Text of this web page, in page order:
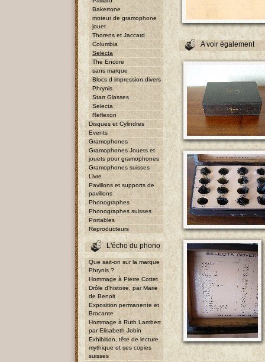
Bakertone
moteur de gramophone
jouet
Thorens et Jaccard
Columbia
Selecta
The Encore
sans marque
Blocs d impression divers
Phrynis
Starr Glasses
Selecta
Reflexon
Disques et Cylindres
Events
Gramophones
Gramophones Jouets et
jouets pour gramophones
Gramophones suisses
Livre
Pavillons et supports de
pavillons
Phonographes
Phonographes suisses
Portables
Reproducteurs
L'écho du phono
Que sait-on sur la marque
Phrynis ?
Hommage à Pierre Cottet
Drôle d'histoire, par Marie
de Benoit
Exposition permanente et
Brocante
Hommage à Ruth Lambert
par Elisabeth Jobin
Exhibition, tête de lecture
mythique et ses copies
suisses
A voir également